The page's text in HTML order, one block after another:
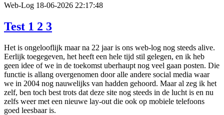
Web-Log 18-06-2026 22:17:48
Test 1 2 3
Het is ongelooflijk maar na 22 jaar is ons web-log nog steeds alive.
Eerlijk toegegeven, het heeft een hele tijd stil gelegen, en ik heb
geen idee of we in de toekomst uberhaupt nog veel gaan posten. Die
functie is allang overgenomen door alle andere social media waar
we in 2004 nog nauwelijks van hadden gehoord. Maar al zeg ik het
zelf, ben toch best trots dat deze site nog steeds in de lucht is en nu
zelfs weer met een nieuwe lay-out die ook op mobiele telefoons
goed leesbaar is.